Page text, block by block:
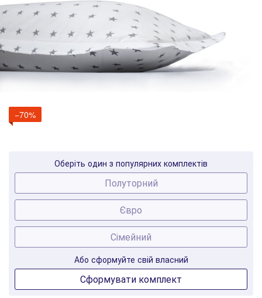
−70%
Оберіть один з популярних комплектів
Полуторний
Євро
Сімейний
Або сформуйте свій власний
Сформувати комплект